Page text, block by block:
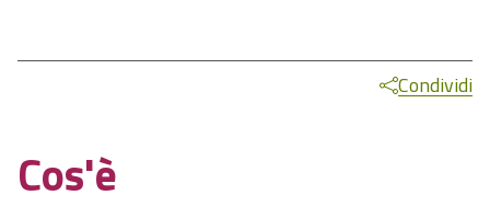
Condividi
Cos'è